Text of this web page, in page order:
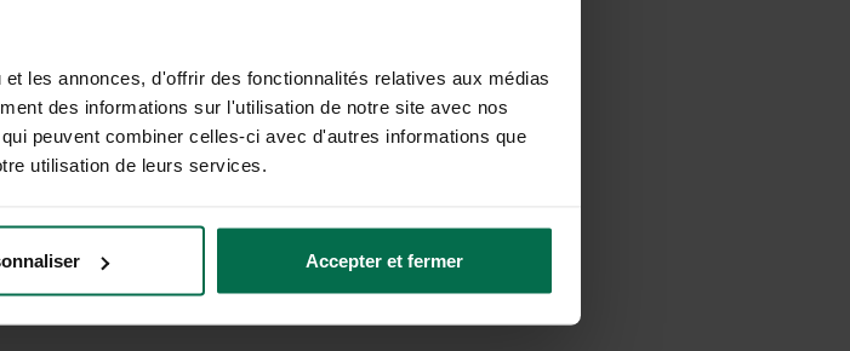
les annonces, d'offrir des fonctionnalités relatives aux médias
des informations sur l'utilisation de notre site avec nos
peuvent combiner celles-ci avec d'autres informations que
utilisation de leurs services.
Accepter et fermer